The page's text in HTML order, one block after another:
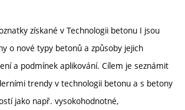
získané v Technologii betonu I jsou
o nové typy betonů a způsoby jejich
a podmínek aplikování. Cílem je seznámit
trendy v technologii betonu a s betony
jako např. vysokohodnotné,